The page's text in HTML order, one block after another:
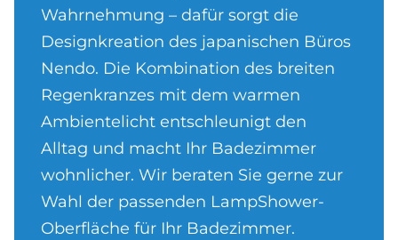
Wahrnehmung – dafür sorgt die
Designkreation des japanischen Büros
Nendo. Die Kombination des breiten
Regenkranzes mit dem warmen
Ambientelicht entschleunigt den
Alltag und macht Ihr Badezimmer
wohnlicher. Wir beraten Sie gerne zur
Wahl der passenden LampShower-
Oberfläche für Ihr Badezimmer.